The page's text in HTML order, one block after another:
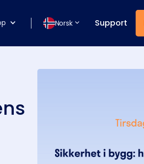
Norsk Support